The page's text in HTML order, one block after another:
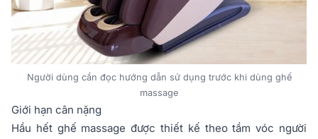
Người dùng cần đọc hướng dẫn sử dụng trước khi dùng ghế
massage
Giới hạn cân nặng
Hầu hết ghế massage được thiết kế theo tầm vóc người